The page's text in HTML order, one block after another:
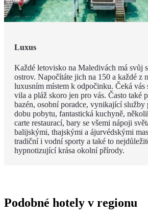
Luxus
Každé letovisko na Maledivách má svůj
ostrov. Napočítáte jich na 150 a každé z
luxusním místem k odpočinku. Čeká vás
vila a pláž skoro jen pro vás. Často také
bazén, osobní poradce, vynikající služby
dobu pobytu, fantastická kuchyně,
carte restaurací, bary se všemi nápoji
balijskými, thajskými a ájurvédskými
tradiční i vodní sporty a také to
hypnotizující krása okolní přírody.
Podobné hotely v regionu